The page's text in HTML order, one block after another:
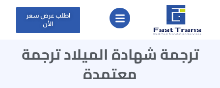
اطلب عرض سعر
الأن
ترجمة شهادة الميلاد ترجمة
معتمدة